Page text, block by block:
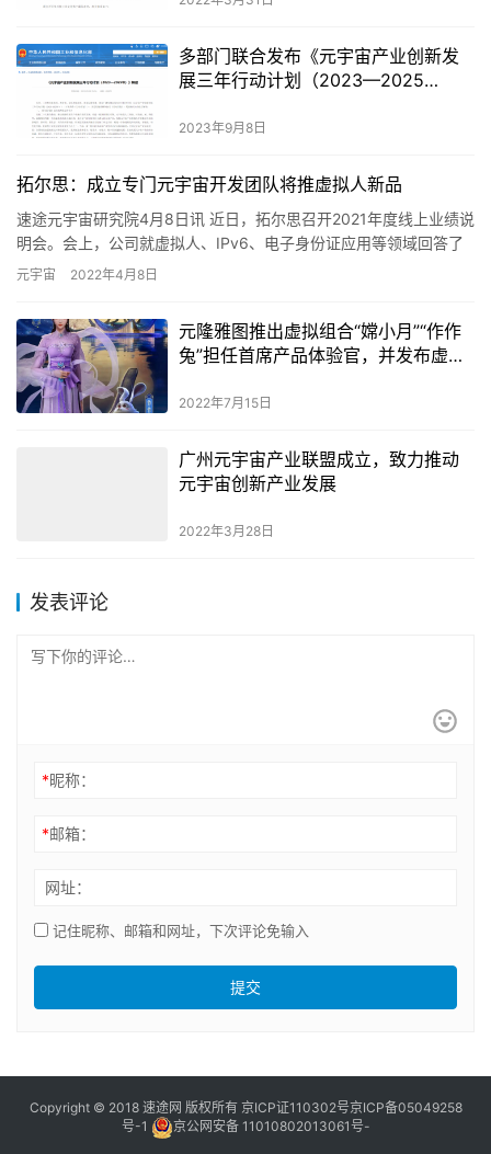
多部门联合发布《元宇宙产业创新发
展三年行动计划（2023—2025
2023年9月8日
拓尔思：成立专门元宇宙开发团队将推虚拟人新品
速途元宇宙研究院4月8日讯 近日，拓尔思召开2021年度线上业绩说
明会。会上，公司就虚拟人、IPv6、电子身份证应用等领域回答了
投资者提问。公司表示，目前公司在手订单充足，今年将在…
元宇宙 2022年4月8日
元隆雅图推出虚拟组合“嫦小月”“作作
兔”担任首席产品体验官，并发布虚拟
2022年7月15日
广州元宇宙产业联盟成立，致力推动
元宇宙创新产业发展
2022年3月28日
发表评论
*昵称：
*邮箱：
网址：
记住昵称、邮箱和网址，下次评论免输入
提交
Copyright © 2018 速途网 版权所有 京ICP证110302号京ICP备05049258
号-1
京公网安备 11010802013061号-